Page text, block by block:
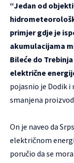
“Jedan od
primjer gdje je
akumulacijama
Bileće do
električne
pojasnio je Dodik
smanjena
On je naveo da
električnom
poručio da se